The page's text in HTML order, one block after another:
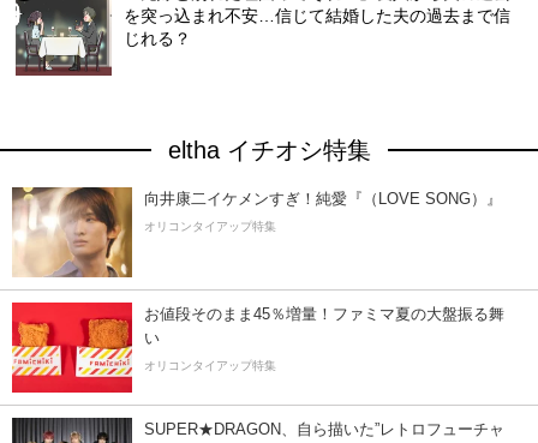
を突っ込まれ不安…信じて結婚した夫の過去まで信
じれる？
eltha イチオシ特集
向井康二イケメンすぎ！純愛『（LOVE SONG）』
オリコンタイアップ特集
お値段そのまま45％増量！ファミマ夏の大盤振る舞
い
オリコンタイアップ特集
SUPER★DRAGON、自ら描いた”レトロフューチャ